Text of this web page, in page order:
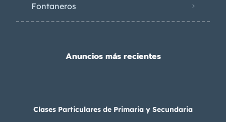
Fontaneros
Anuncios más recientes
Clases Particulares de Primaria y Secundaria